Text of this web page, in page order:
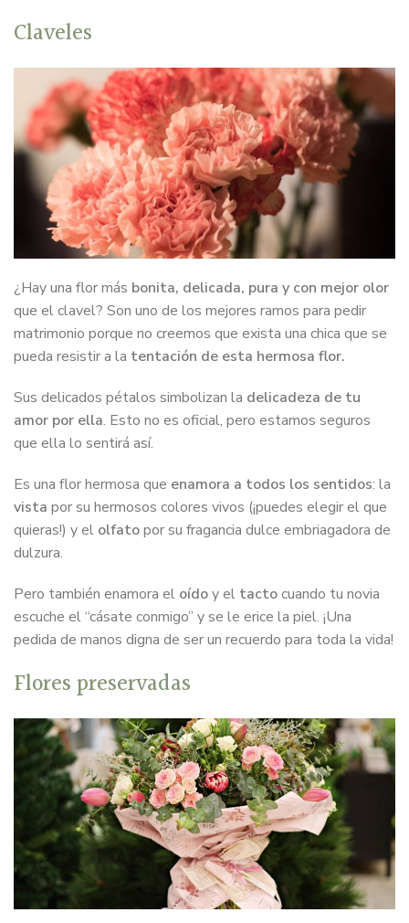
Claveles
¿Hay una flor más bonita, delicada, pura y con mejor olor
que el clavel? Son uno de los mejores ramos para pedir
matrimonio porque no creemos que exista una chica que se
pueda resistir a la tentación de esta hermosa flor.
Sus delicados pétalos simbolizan la delicadeza de tu
amor por ella. Esto no es oficial, pero estamos seguros
que ella lo sentirá así.
Es una flor hermosa que enamora a todos los sentidos: la
vista por su hermosos colores vivos (¡puedes elegir el que
quieras!) y el olfatopor su fragancia dulce embriagadora de
dulzura.
Pero también enamora el oídoy el tactocuando tu novia
escuche el “cásate conmigo” y se le erice la piel. ¡Una
pedida de manos digna de ser un recuerdo para toda la vida!
Flores preservadas